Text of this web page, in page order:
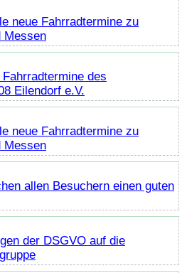
neue Fahrradtermine zu
Messen
des
Eilendorf e.V.
neue Fahrradtermine zu
Messen
allen Besuchern einen guten
der DSGVO auf die